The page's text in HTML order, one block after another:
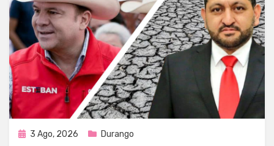
Publicada
3 Ago, 2026 Durango